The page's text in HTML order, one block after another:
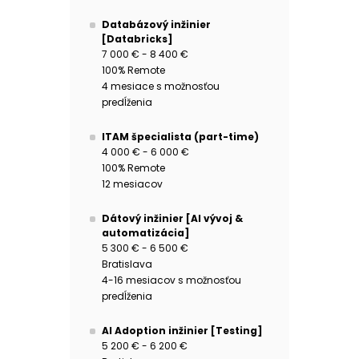
Databázový inžinier
[Databricks]
7 000 € - 8 400 €
100% Remote
4 mesiace s možnosťou
predĺženia
ITAM špecialista (part-time)
4 000 € - 6 000 €
100% Remote
12 mesiacov
Dátový inžinier [AI vývoj &
automatizácia]
5 300 € - 6 500 €
Bratislava
4-16 mesiacov s možnosťou
predĺženia
AI Adoption inžinier [Testing]
5 200 € - 6 200 €